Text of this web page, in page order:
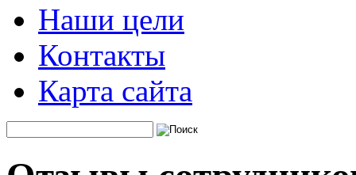
Наши цели
Контакты
Карта сайта